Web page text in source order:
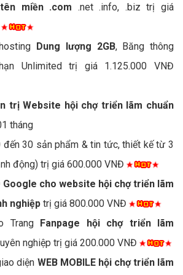
tên miền .com .net .info, .biz trị giá
Dung lượng 2GB, Băng thông
Unlimited trị giá 1.125.000 VNĐ
trị Website hội chợ triển lãm chuẩn
tháng
30 sản phẩm & tin tức, thiết kế từ 3
động) trị giá 600.000 VNĐ
Google cho website hội chợ triển lãm
nghiệp trị giá 800.000 VNĐ
Trang Fanpage hội chợ triển lãm
nghiệp trị giá 200.000 VNĐ
diện WEB MOBILE hội chợ triển lãm